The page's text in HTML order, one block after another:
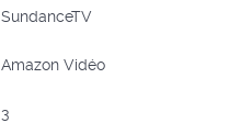
SundanceTV
Amazon Vidéo
3